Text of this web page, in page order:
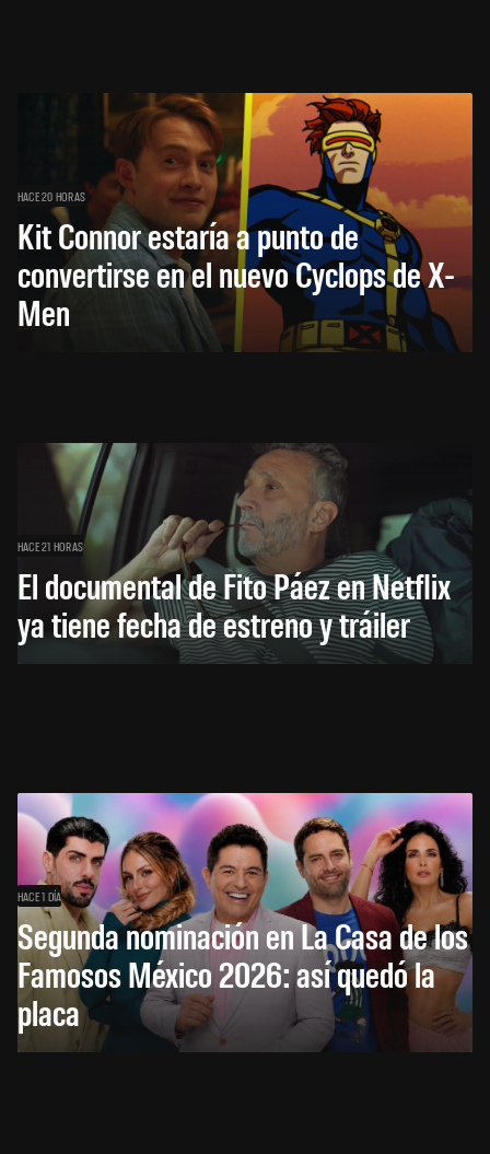
HACE 20 HORAS
Kit Connor estaría a punto de
convertirse en el nuevo Cyclops de X-
Men
HACE 21 HORAS
El documental de Fito Páez en Netflix
ya tiene fecha de estreno y tráiler
HACE 1 DÍA
Segunda nominación en La Casa de los
Famosos México 2026: así quedó la
placa